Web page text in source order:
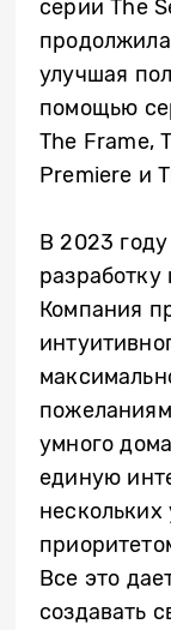
серии The
улучшая
помощью
The Frame,
Premiere и
В 2023
Компания
умного
единую
Все это
создавать